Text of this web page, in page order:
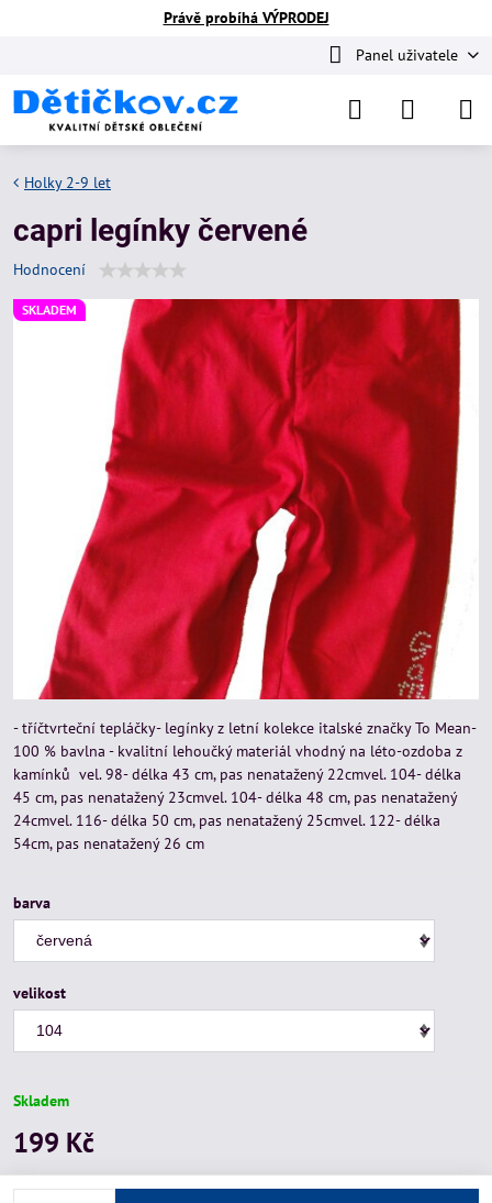
Právě probíhá VÝPRODEJ
Panel uživatele
SKLADEM
Holky 2-9 let
capri legínky červené
Hodnocení
- tříčtvrteční tepláčky- legínky z letní kolekce italské značky To Mean-
100 % bavlna - kvalitní lehoučký materiál vhodný na léto-ozdoba z
kamínků vel. 98- délka 43 cm, pas nenatažený 22cmvel. 104- délka
45 cm, pas nenatažený 23cmvel. 104- délka 48 cm, pas nenatažený
24cmvel. 116- délka 50 cm, pas nenatažený 25cmvel. 122- délka
54cm, pas nenatažený 26 cm
barva
velikost
Skladem
199 Kč